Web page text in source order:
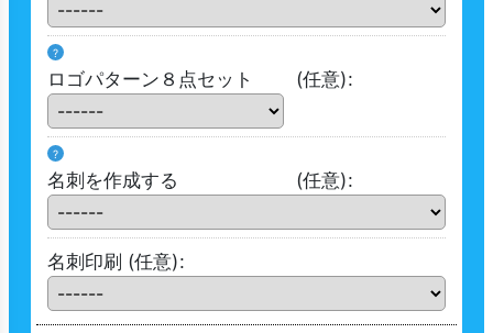
?
ロゴパターン８点セット (任意):
?
名刺を作成する (任意):
名刺印刷 (任意):